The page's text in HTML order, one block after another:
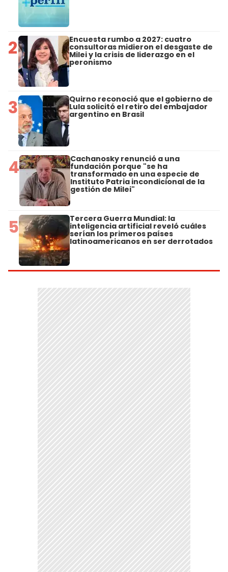
2 Encuesta rumbo a 2027: cuatro
consultoras midieron el desgaste de
Milei y la crisis de liderazgo en el
peronismo
3 Quirno reconoció que el gobierno de
Lula solicitó el retiro del embajador
argentino en Brasil
4 Cachanosky renunció a una
fundación porque "se ha
transformado en una especie de
Instituto Patria incondicional de la
gestión de Milei"
5 Tercera Guerra Mundial: la
inteligencia artificial reveló cuáles
serían los primeros países
latinoamericanos en ser derrotados